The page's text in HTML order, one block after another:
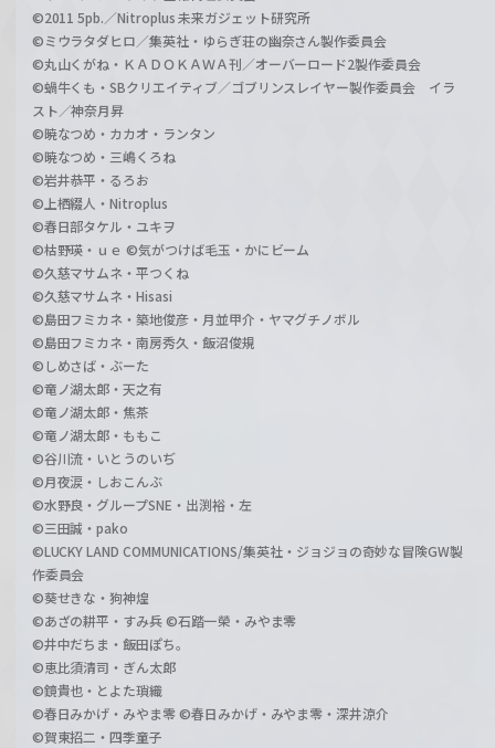
©2011 5pb.／Nitroplus 未来ガジェット研究所
©ミウラタダヒロ／集英社・ゆらぎ荘の幽奈さん製作委員会
©丸山くがね・ＫＡＤＯＫＡＷＡ刊／オーバーロード2製作委員会
©蝸牛くも・SBクリエイティブ／ゴブリンスレイヤー製作委員会 イラ
スト／神奈月昇
©暁なつめ・カカオ・ランタン
©暁なつめ・三嶋くろね
©岩井恭平・るろお
©上栖綴人・Nitroplus
©春日部タケル・ユキヲ
©枯野瑛・ｕｅ ©気がつけば毛玉・かにビーム
©久慈マサムネ・平つくね
©久慈マサムネ・Hisasi
©島田フミカネ・築地俊彦・月並甲介・ヤマグチノボル
©島田フミカネ・南房秀久・飯沼俊規
©しめさば・ぶーた
©竜ノ湖太郎・天之有
©竜ノ湖太郎・焦茶
©竜ノ湖太郎・ももこ
©谷川流・いとうのいぢ
©月夜涙・しおこんぶ
©水野良・グループSNE・出渕裕・左
©三田誠・pako
©LUCKY LAND COMMUNICATIONS/集英社・ジョジョの奇妙な冒険GW製
作委員会
©葵せきな・狗神煌
©あざの耕平・すみ兵 ©石踏一榮・みやま零
©井中だちま・飯田ぽち。
©恵比須清司・ぎん太郎
©鏡貴也・とよた瑣織
©春日みかげ・みやま零 ©春日みかげ・みやま零・深井涼介
©賀東招二・四季童子